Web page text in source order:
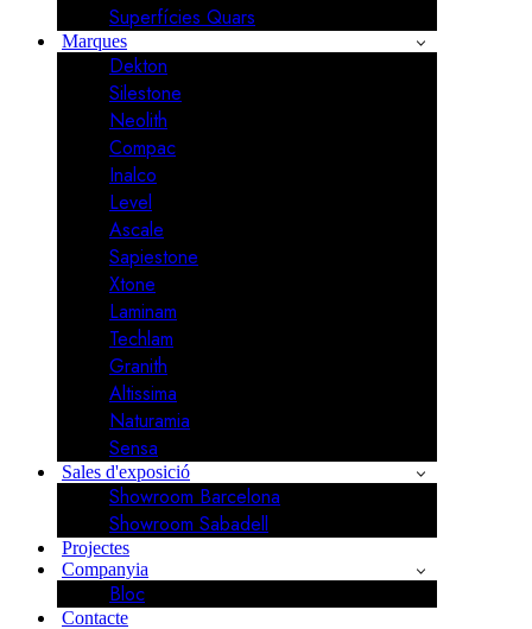
Superfícies Quars
Marques
Dekton
Silestone
Neolith
Compac
Inalco
Level
Ascale
Sapiestone
Xtone
Laminam
Techlam
Granith
Altissima
Naturamia
Sensa
Sales d'exposició
Showroom Barcelona
Showroom Sabadell
Projectes
Companyia
Bloc
Contacte